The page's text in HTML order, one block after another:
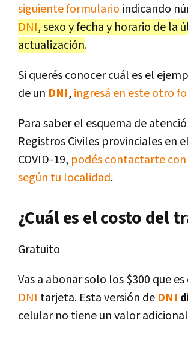
siguiente formulario indicando
DNI, sexo y fecha y horario de la
actualización.
Si querés conocer cuál es el
de un DNI, ingresá en este otro
Para saber el esquema de
Registros Civiles provinciales en
COVID-19, podés contactarte con
según tu localidad.
¿Cuál es el costo del
Gratuito
Vas a abonar solo los $300 que
DNI tarjeta. Esta versión de DNI
celular no tiene un valor